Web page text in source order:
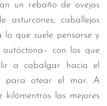
un rebaño de ovejas
caballejos
lo que suele pensarse y
con los que
a cabalgar hacia el
para otear el mar. A
las mejores